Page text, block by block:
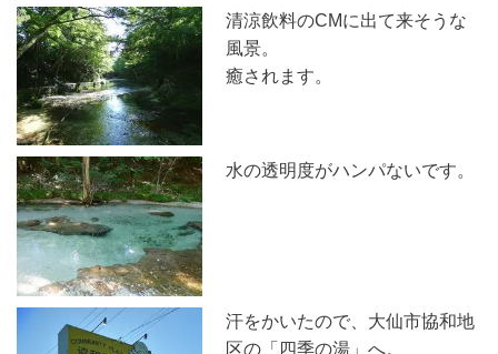
清涼飲料のCMに出て来そうな
風景。
癒されます。
水の透明度がハンパないです。
汗をかいたので、大仙市協和地
区の「四季の湯」へ。